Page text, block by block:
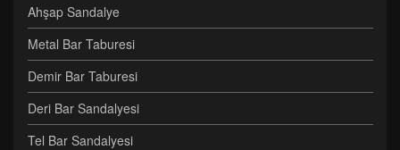
Ahşap Sandalye
Metal Bar Taburesi
Demir Bar Taburesi
Deri Bar Sandalyesi
Tel Bar Sandalyesi